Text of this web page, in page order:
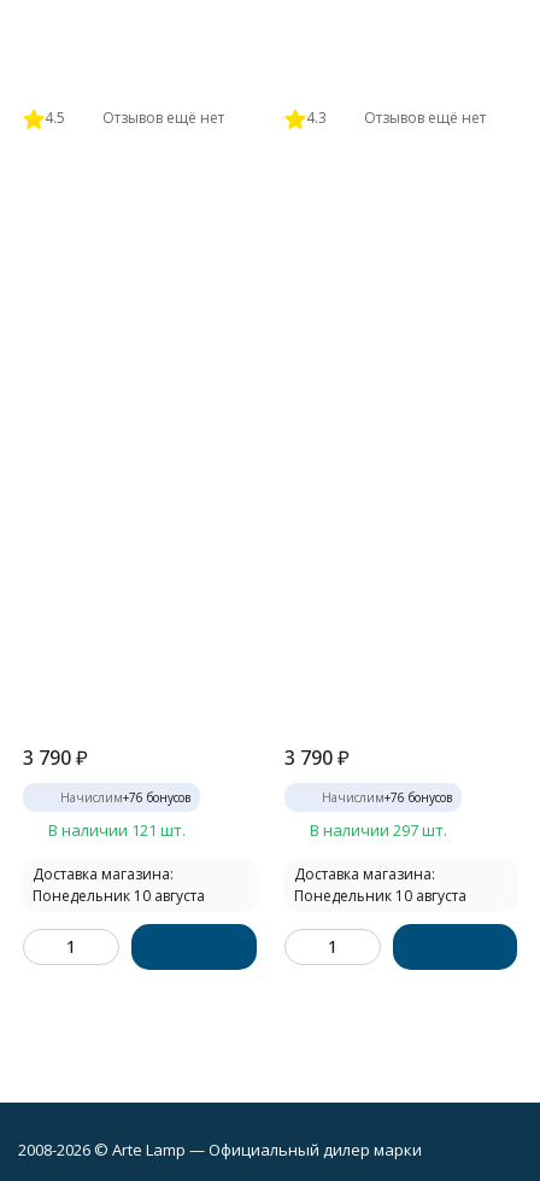
4.5 Отзывов ещё нет
3 790₽
Начислим+76 бонусов
В наличии 121 шт.
Доставка магазина:
Понедельник 10 августа
4.3 Отзывов ещё нет
3 790 ₽
Начислим+76 бонусов
В наличии 297 шт.
Доставка магазина:
Понедельник 10 августа
2008-2026 © Arte Lamp — Официальный дилер марки